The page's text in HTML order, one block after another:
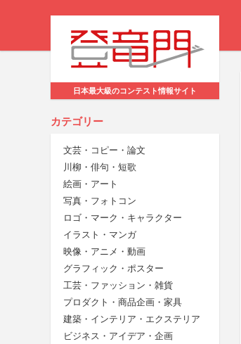
日本最大級のコンテスト情報サイト
カテゴリー
文芸・コピー・論文
川柳・俳句・短歌
絵画・アート
写真・フォトコン
ロゴ・マーク・キャラクター
イラスト・マンガ
映像・アニメ・動画
グラフィック・ポスター
工芸・ファッション・雑貨
プロダクト・商品企画・家具
建築・インテリア・エクステリア
ビジネス・アイデア・企画